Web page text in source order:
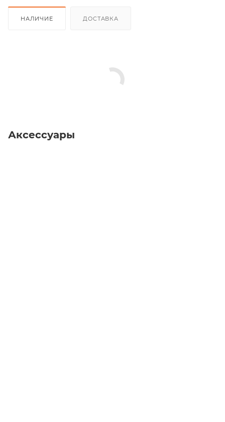
НАЛИЧИЕ ДОСТАВКА
Аксессуары